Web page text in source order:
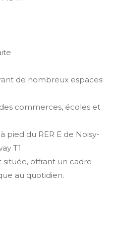
de nombreux espaces
commerces, écoles et
pied du RER E de Noisy-
T1
offrant un cadre
au quotidien.